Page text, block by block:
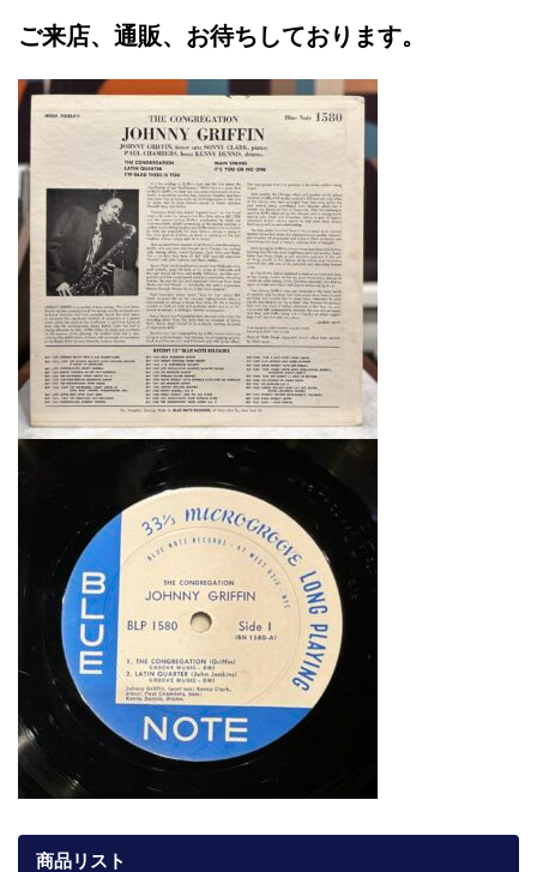
ご来店、通販、お待ちしております。
商品リスト